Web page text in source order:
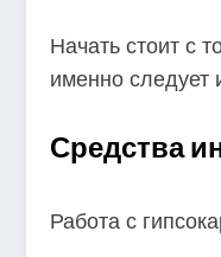
Начать стоит с
именно следует
Средства
Работа с